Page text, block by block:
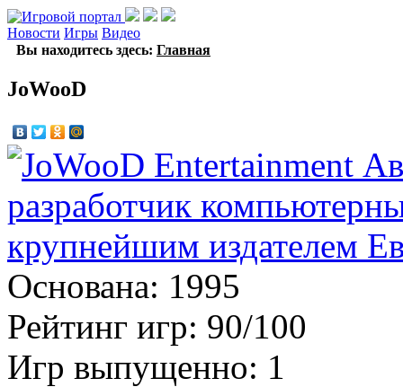
Новости Игры Видео
Вы находитесь здесь: Главная
JoWooD
Основана: 1995
Рейтинг игр: 90/100
Игр выпущенно: 1